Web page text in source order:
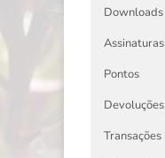
Downloads
Assinaturas
Pontos
Devoluções
Transações